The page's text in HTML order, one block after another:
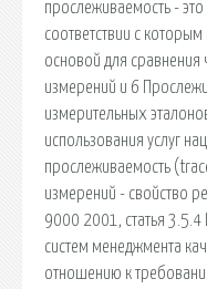
прослеживаемость - это
соответствии с
основой для
измерений и 6
измерительных
использования услуг
прослеживаемость
измерений - свойство
9000 2001, статья 3.5.4
систем менеджмента
отношению к